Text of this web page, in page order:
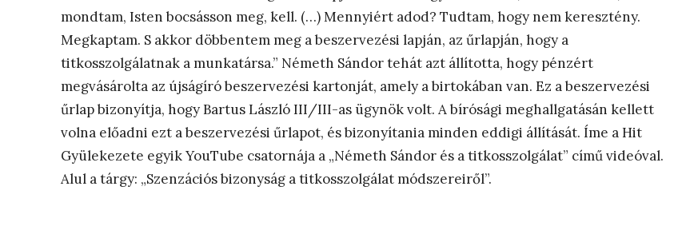
mondtam, Isten bocsásson meg, kell. (…) Mennyiért adod? Tudtam, hogy nem keresztény.
Megkaptam. S akkor döbbentem meg a beszervezési lapján, az űrlapján, hogy a
titkosszolgálatnak a munkatársa.” Németh Sándor tehát azt állította, hogy pénzért
megvásárolta az újságíró beszervezési kartonját, amely a birtokában van. Ez a beszervezési
űrlap bizonyítja, hogy Bartus László III/III-as ügynök volt. A bírósági meghallgatásán kellett
volna előadni ezt a beszervezési űrlapot, és bizonyítania minden eddigi állítását. Íme a Hit
Gyülekezete egyik YouTube csatornája a „Németh Sándor és a titkosszolgálat” című videóval.
Alul a tárgy: „Szenzációs bizonyság a titkosszolgálat módszereiről”.